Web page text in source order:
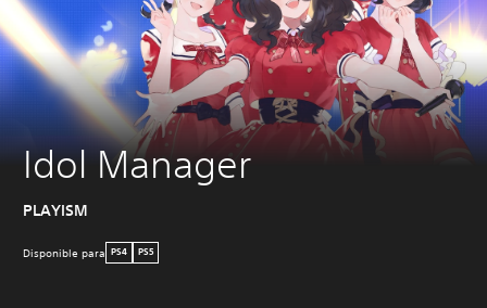
Idol Manager
PLAYISM
Disponible para PS4 PS5